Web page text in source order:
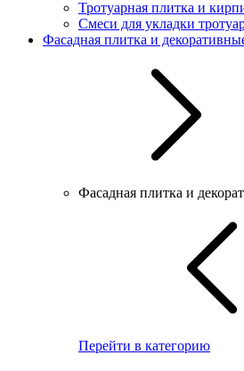
Тротуарная плитка и
Смеси для укладки
Фасадная плитка и
Фасадная плитка и
Перейти в категорию